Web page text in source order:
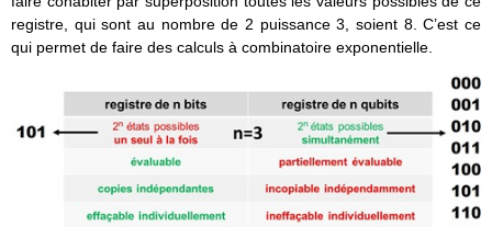
registre, qui sont au nombre de 2 puissance 3, soient 8. C’est ce
qui permet de faire des calculs à combinatoire exponentielle.